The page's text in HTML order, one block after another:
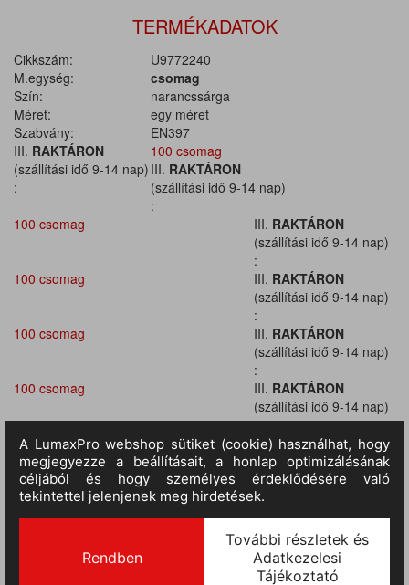
TERMÉKADATOK
Cikkszám:
U9772240
M.egység:
csomag
Szín:
narancssárga
Méret:
egy méret
Szabvány:
EN397
III. RAKTÁRON
(szállítási idő 9-14 nap)
:
100 csomag
III. RAKTÁRON
(szállítási idő 9-14 nap)
:
100 csomag
III. RAKTÁRON
(szállítási idő 9-14 nap)
:
100 csomag
III. RAKTÁRON
(szállítási idő 9-14 nap)
:
100 csomag
III. RAKTÁRON
(szállítási idő 9-14 nap)
:
100 csomag
III. RAKTÁRON
(szállítási idő 9-14 nap)
:
100 csomag
III. RAKTÁRON
(szállítási idő 9-14 nap)
:
100 csomag
III.
(szállítási idő 9-14 nap)
:
100 csomag
III.RAKTÁRON
(szállítási idő 9-14 nap)